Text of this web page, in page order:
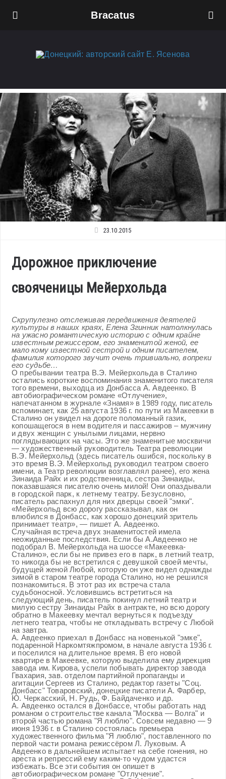
Bracatus
23.10.2015
Дорожное приключение
свояченицы Мейерхольда
Скрупулезно отслеживая передвижения деятелей
культуры в наших краях, Елена Згинник натолкнулась
на ужасно романтическую историю с одним крайне
известным режиссером, его знаменитой женой, ее
мало кому известной сестрой и одним писателем,
фамилия которого звучит очень тривиально, вопреки
его судьбе…
О пребывании театра В.Э. Мейерхольда в Сталино
остались короткие воспоминания знаменитого писателя
того времени, выходца из Донбасса А. Авдеенко. В
автобиографическом романе «Отлучение»,
напечатанном в журнале «Знамя» в 1989 году, писатель
вспоминает, как 25 августа 1936 г. по пути из Макеевки в
Сталино он увидел на дороге поломанный газик,
копошащегося в нем водителя и пассажиров – мужчину
и двух женщин с унылыми лицами, нервно
поглядывающих на часы. Это же знаменитые москвичи
— художественный руководитель Театра революции
В.Э. Мейерхольд (здесь писатель ошибся, поскольку в
это время В.Э. Мейерхольд руководил театром своего
имени, а Театр революции возглавлял ранее), его жена
Зинаида Райх и их родственница, сестра Зинаиды,
показавшаяся писателю очень милой! Они опаздывали
в городской парк, к летнему театру. Безусловно,
писатель распахнул для них дверцы своей "эмки".
«Мейерхольд всю дорогу рассказывал, как он
влюбился в Донбасс, как хорошо донецкий зритель
принимает театр», — пишет А. Авдеенко.
Случайная встреча двух знаменитостей имела
неожиданные последствия. Если бы А.Авдеенко не
подобрал В. Мейерхольда на шоссе «Макеевка-
Сталино», если бы не привез его в парк, в летний театр,
то никогда бы не встретился с девушкой своей мечты,
будущей женой Любой, которую он уже видел однажды
зимой в старом театре города Сталино, но не решился
познакомиться. В этот раз их встреча стала
судьбоносной. Условившись встретиться на
следующий день, писатель покинул летний театр и
милую сестру Зинаиды Райх в антракте, но всю дорогу
обратно в Макеевку мечтал вернуться к подъезду
летнего театра, чтобы не откладывать встречу с Любой
на завтра.
А. Авдеенко приехал в Донбасс на новенькой "эмке",
подаренной Наркомтяжпромом, в начале августа 1936 г.
и поселился на длительное время. В его новой
квартире в Макеевке, которую выделила ему дирекция
завода им. Кирова, успели побывать директор завода
Гвахария, зав. отделом партийной пропаганды и
агитации Сергеев из Сталино, редактор газеты "Соц.
Донбасс" Товаровский, донецкие писатели А. Фарбер,
Ю. Черкасский, Н. Рудь, Ф. Байдаченко и др.
А. Авдеенко остался в Донбассе, чтобы работать над
романом о строительстве канала "Москва — Волга" и
второй частью романа "Я люблю". Совсем недавно — 9
июня 1936 г. в Сталино состоялась премьера
художественного фильма "Я люблю", поставленного по
первой части романа режиссёром Л. Луковым. А
Авдеенко в дальнейшем испытает на себе гонения, но
ареста и репрессий ему каким-то чудом удастся
избежать. Все эти события он опишет в
автобиографическом романе "Отлучение".